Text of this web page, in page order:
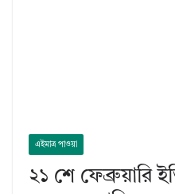
এইমাত্র পাওয়া
২১ শে ফেব্রুয়ারি